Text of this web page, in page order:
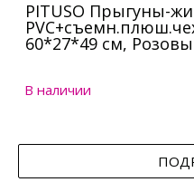
PITUSO Прыгуны-
60*27*49 см,
В наличии